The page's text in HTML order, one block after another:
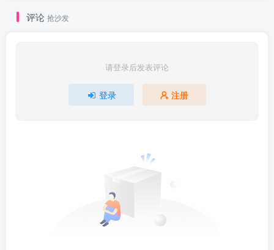
评论 抢沙发
请登录后发表评论
登录 注册